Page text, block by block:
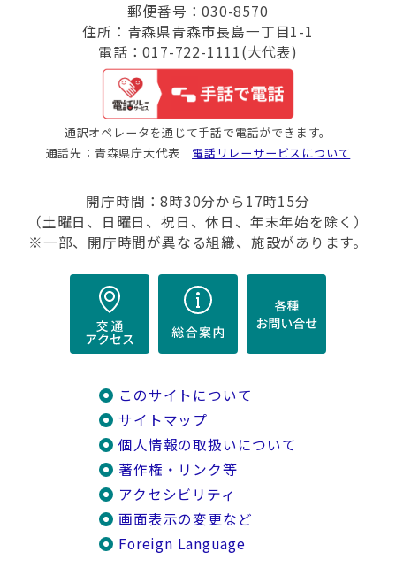
郵便番号：030-8570
住所：青森県青森市長島一丁目1-1
電話：017-722-1111(大代表)
通訳オペレータを通じて手話で電話ができます。
通話先：青森県庁大代表 電話リレーサービスについて
開庁時間：8時30分から17時15分
（土曜日、日曜日、祝日、休日、年末年始を除く）
※一部、開庁時間が異なる組織、施設があります。
このサイトについて
サイトマップ
個人情報の取扱いについて
著作権・リンク等
アクセシビリティ
画面表示の変更など
Foreign Language